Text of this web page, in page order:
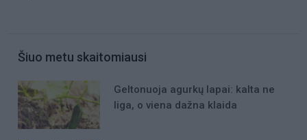
Šiuo metu skaitomiausi
Geltonuoja agurkų lapai: kalta ne
liga, o viena dažna klaida